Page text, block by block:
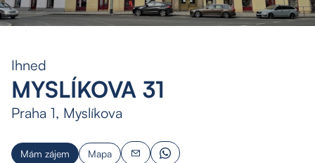
Ihned
MYSLÍKOVA 31
Praha 1, Myslíkova
Mám zájem Mapa